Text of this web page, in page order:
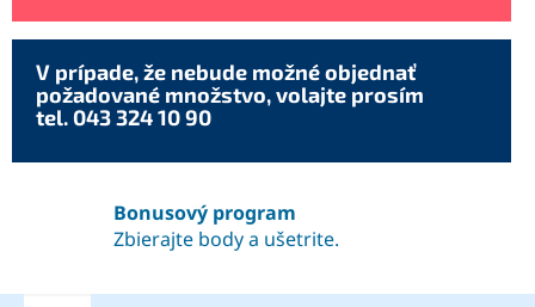
V prípade, že nebude možné objednať
požadované množstvo, volajte prosím
tel. 043 324 10 90
Bonusový program
Zbierajte body a ušetrite.